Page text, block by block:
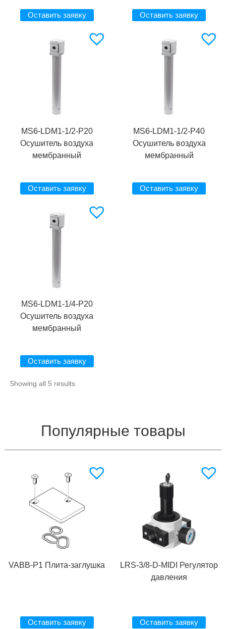
Оставить заявку Оставить заявку
MS6-LDM1-1/2-P20
Осушитель воздуха
мембранный
Оставить заявку
MS6-LDM1-1/2-P40
Осушитель воздуха
мембранный
Оставить заявку
MS6-LDM1-1/4-P20
Осушитель воздуха
мембранный
Оставить заявку
Showing all 5 results
Популярные товары
VABB-P1 Плита-заглушка
Оставить заявку
LRS-3/8-D-MIDI Регулятор
давления
Оставить заявку